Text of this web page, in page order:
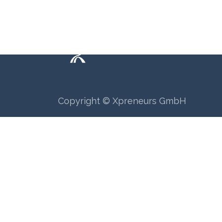
Copyright © Xpreneurs GmbH